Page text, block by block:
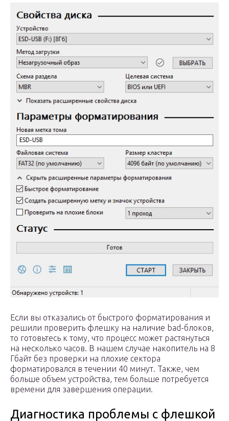
Если вы отказались от быстрого форматирования и
решили проверить флешку на наличие bad-блоков,
то готовьтесь к тому, что процесс может растянуться
на несколько часов. В нашем случае накопитель на 8
Гбайт без проверки на плохие сектора
форматировался в течении 40 минут. Также, чем
больше объем устройства, тем больше потребуется
времени для завершения операции.
Диагностика проблемы с флешкой